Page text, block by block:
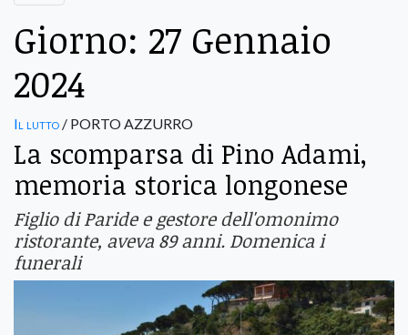
Giorno: 27 Gennaio
2024
Il lutto / PORTO AZZURRO
La scomparsa di Pino Adami,
memoria storica longonese
Figlio di Paride e gestore dell'omonimo
ristorante, aveva 89 anni. Domenica i
funerali